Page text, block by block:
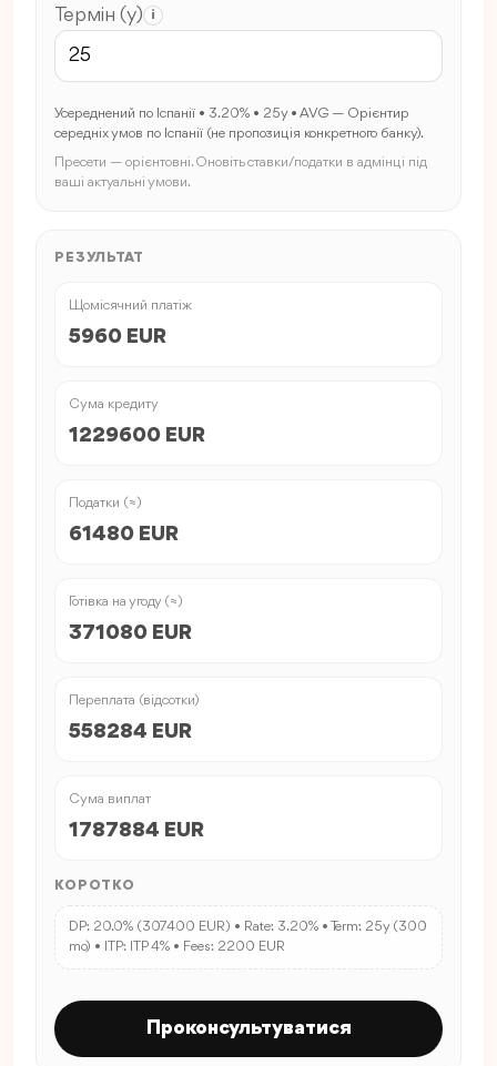
Термін (y) i
Усереднений по Іспанії • 3.20% • 25y • AVG — Орієнтир
середніх умов по Іспанії (не пропозиція конкретного банку).
Пресети — орієнтовні. Оновіть ставки/податки в адмінці під
ваші актуальні умови.
РЕЗУЛЬТАТ
Щомісячний платіж
5960 EUR
Сума кредиту
1229600 EUR
Податки (≈)
61480 EUR
Готівка на угоду (≈)
371080 EUR
Переплата (відсотки)
558284 EUR
Сума виплат
1787884 EUR
КОРОТКО
DP: 20.0% (307400 EUR) • Rate: 3.20% • Term: 25y (300
mo) • ITP: ITP 4% • Fees: 2200 EUR
Проконсультуватися